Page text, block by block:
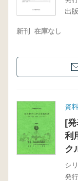
出
新刊 在庫なし
資
[
利
ク
シ
発